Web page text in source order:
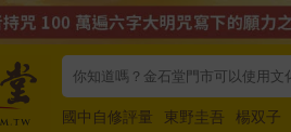
國中自修評量 東野圭吾 楊双子